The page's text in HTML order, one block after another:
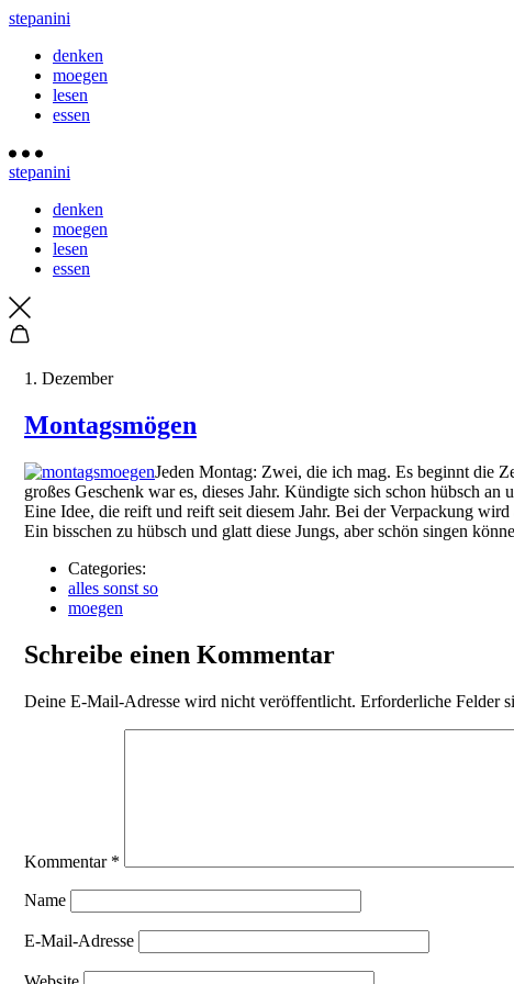
stepanini
denken
moegen
lesen
essen
stepanini
denken
moegen
lesen
essen
1. Dezember
Montagsmögen
Jeden Montag: Zwei, die ich mag. Es beginnt die
großes Geschenk war es, dieses Jahr. Kündigte sich schon hübsch
Eine Idee, die reift und reift seit diesem Jahr. Bei der Verpackung wird
Ein bisschen zu hübsch und glatt diese Jungs, aber schön singen
Categories:
alles sonst so
moegen
Schreibe einen Kommentar
Deine E-Mail-Adresse wird nicht veröffentlicht. Erforderliche Felder
Kommentar *
Name
E-Mail-Adresse